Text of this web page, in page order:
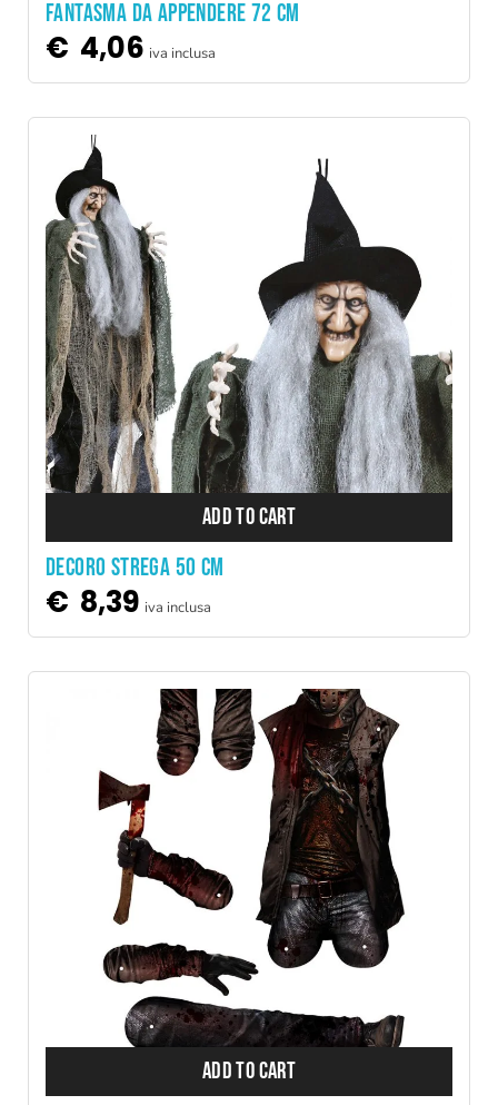
FANTASMA DA APPENDERE 72 CM
€ 4,06 iva inclusa
ADD TO CART
DECORO STREGA 50 CM
€ 8,39 iva inclusa
ADD TO CART